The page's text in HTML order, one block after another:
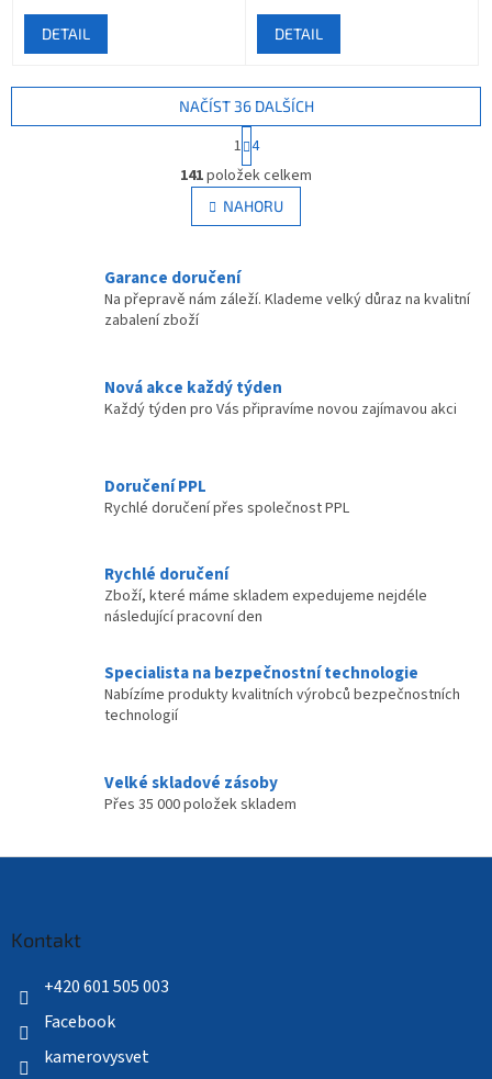
DETAIL DETAIL
O
v
l
á
c
í
k
y
s
NAČÍST 36 DALŠÍCH
t
r
á
n
k
n
1 4
141položek celkem
NAHORU
Garance doručení
Na přepravě nám záleží. Klademe velký důraz na kvalitní
zabalení zboží
Nová akce každý týden
Každý týden pro Vás připravíme novou zajímavou akci
Doručení PPL
Rychlé doručení přes společnost PPL
Rychlé doručení
Zboží, které máme skladem expedujeme nejdéle
následující pracovní den
Specialista na bezpečnostní technologie
Nabízíme produkty kvalitních výrobců bezpečnostních
technologií
Velké skladové zásoby
Přes 35 000 položek skladem
Kontakt
+420 601 505 003
Facebook
kamerovysvet